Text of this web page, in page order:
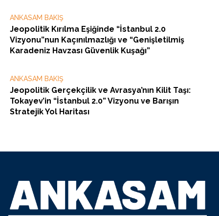
ANKASAM BAKIŞ
Jeopolitik Kırılma Eşiğinde “İstanbul 2.0
Vizyonu”nun Kaçınılmazlığı ve “Genişletilmiş
Karadeniz Havzası Güvenlik Kuşağı”
ANKASAM BAKIŞ
Jeopolitik Gerçekçilik ve Avrasya’nın Kilit Taşı:
Tokayev’in “İstanbul 2.0” Vizyonu ve Barışın
Stratejik Yol Haritası